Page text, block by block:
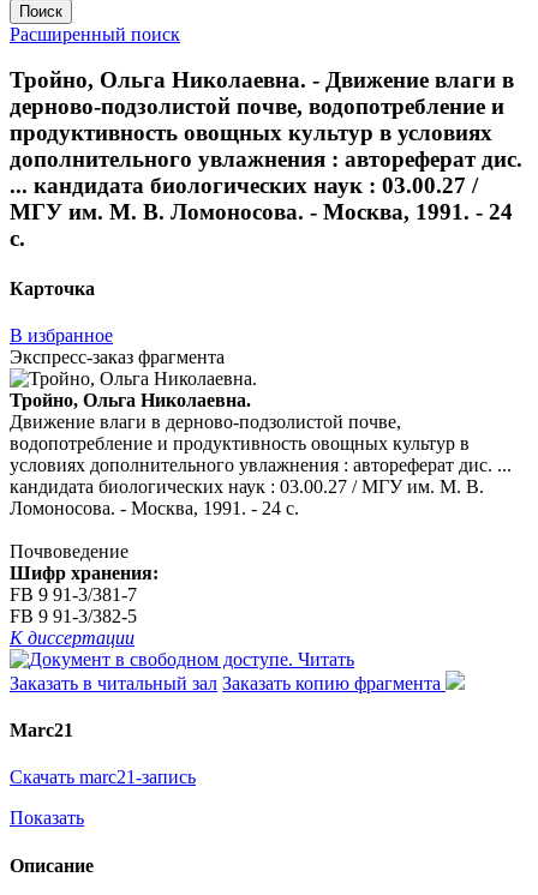
Поиск
Расширенный поиск
Тройно, Ольга Николаевна. - Движение влаги в
дерново-подзолистой почве, водопотребление и
продуктивность овощных культур в условиях
дополнительного увлажнения : автореферат дис.
... кандидата биологических наук : 03.00.27 /
МГУ им. М. В. Ломоносова. - Москва, 1991. - 24
с.
Карточка
В избранное
Экспресс-заказ фрагмента
Тройно, Ольга Николаевна.
Движение влаги в дерново-подзолистой почве,
водопотребление и продуктивность овощных культур в
условиях дополнительного увлажнения : автореферат дис. ...
кандидата биологических наук : 03.00.27 / МГУ им. М. В.
Ломоносова. - Москва, 1991. - 24 с.
Почвоведение
Шифр хранения:
FB 9 91-3/381-7
FB 9 91-3/382-5
К диссертации
Читать
Заказать в читальный зал Заказать копию фрагмента
Marc21
Скачать marc21-запись
Показать
Описание